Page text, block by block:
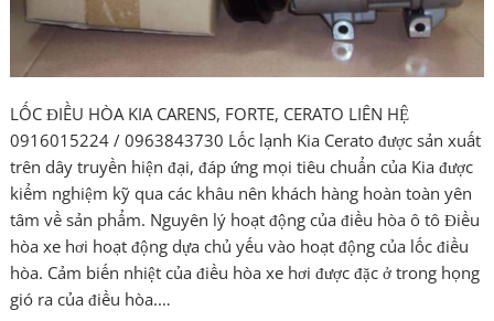
LỐC ĐIỀU HÒA KIA CARENS, FORTE, CERATO LIÊN HỆ
0916015224 / 0963843730 Lốc lạnh Kia Cerato được sản xuất
trên dây truyền hiện đại, đáp ứng mọi tiêu chuẩn của Kia được
kiểm nghiệm kỹ qua các khâu nên khách hàng hoàn toàn yên
tâm về sản phẩm. Nguyên lý hoạt động của điều hòa ô tô Điều
hòa xe hơi hoạt động dựa chủ yếu vào hoạt động của lốc điều
hòa. Cảm biến nhiệt của điều hòa xe hơi được đặc ở trong họng
gió ra của điều hòa.…